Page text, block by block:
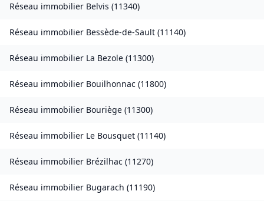
Réseau immobilier Belvis (11340)
Réseau immobilier Bessède-de-Sault (11140)
Réseau immobilier La Bezole (11300)
Réseau immobilier Bouilhonnac (11800)
Réseau immobilier Bouriège (11300)
Réseau immobilier Le Bousquet (11140)
Réseau immobilier Brézilhac (11270)
Réseau immobilier Bugarach (11190)